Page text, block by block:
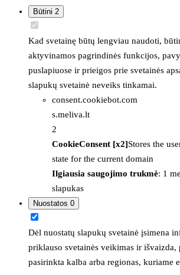
Būtini 2
Kad svetainę būtų lengviau naudoti,
aktyvinamos pagrindinės funkcijos,
puslapiuose ir prieigos prie svetainės
slapukų svetainė neveiks tinkamai.
consent.cookiebot.com
s.meliva.lt
2
CookieConsent [x2]Stores the
state for the current domain
Ilgiausia saugojimo trukmė: 1
slapukas
Nuostatos 0
Dėl nuostatų slapukų svetainė įsimena
priklauso svetainės veikimas ir
pasirinkta kalba arba regionas, kuriame